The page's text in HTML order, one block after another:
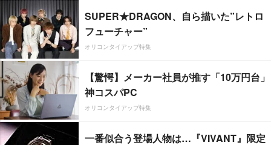
SUPER★DRAGON、自ら描いた”レトロ
フューチャー”
オリコンタイアップ特集
【驚愕】メーカー社員が推す「10万円台」
神コスパPC
オリコンタイアップ特集
一番似合う登場人物は…『VIVANT』限定